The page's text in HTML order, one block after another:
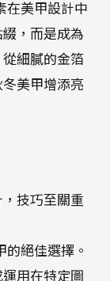
在美甲設計中
，而是成為
細膩的金箔
美甲增添亮
技巧至關重
絕佳選擇。
用在特定圖